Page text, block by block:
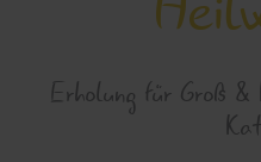
Erholung für Groß